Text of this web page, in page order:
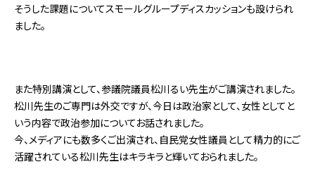
そうした課題についてスモールグループディスカッションも設けられ
ました。
また特別講演として、参議院議員松川るい先生がご講演されました。
松川先生のご専門は外交ですが、今日は政治家として、女性としてと
いう内容で政治参加についてお話されました。
今、メディアにも数多くご出演され、自民党女性議員として精力的にご
活躍されている松川先生はキラキラと輝いておられました。